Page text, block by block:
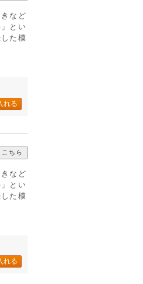
など
とい
た模
ちら
など
とい
た模